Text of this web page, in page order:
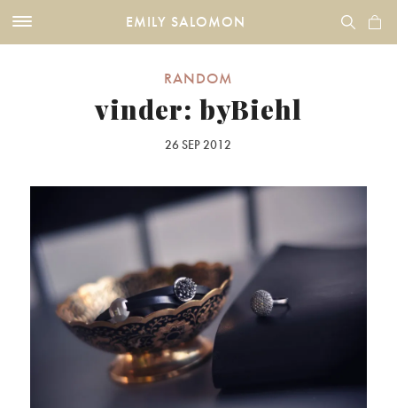
EMILY SALOMON
RANDOM
vinder: byBiehl
26 SEP 2012